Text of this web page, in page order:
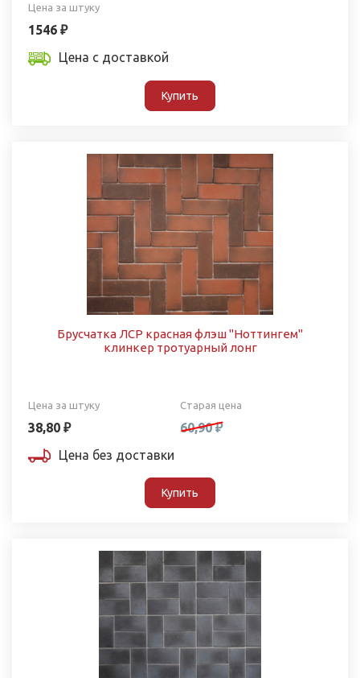
Цена за штуку
1546 ₽
Цена с доставкой
Купить
Брусчатка ЛСР красная флэш "Ноттингем"
клинкер тротуарный лонг
Цена за штуку
38,80 ₽
Старая цена
60,90 ₽
Цена без доставки
Купить